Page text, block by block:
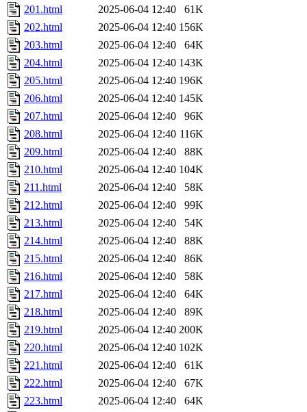
201.html
2025-06-04 12:40
61K
202.html
2025-06-04 12:40 156K
203.html
2025-06-04 12:40
64K
204.html
2025-06-04 12:40 143K
205.html
2025-06-04 12:40 196K
206.html
2025-06-04 12:40 145K
207.html
2025-06-04 12:40
96K
208.html
2025-06-04 12:40 116K
209.html
2025-06-04 12:40
88K
210.html
2025-06-04 12:40 104K
211.html
2025-06-04 12:40
58K
212.html
2025-06-04 12:40
99K
213.html
2025-06-04 12:40
54K
214.html
2025-06-04 12:40
88K
215.html
2025-06-04 12:40
86K
216.html
2025-06-04 12:40
58K
217.html
2025-06-04 12:40
64K
218.html
2025-06-04 12:40
89K
219.html
2025-06-04 12:40 200K
220.html
2025-06-04 12:40 102K
221.html
2025-06-04 12:40
61K
222.html
2025-06-04 12:40
67K
223.html
2025-06-04 12:40
64K